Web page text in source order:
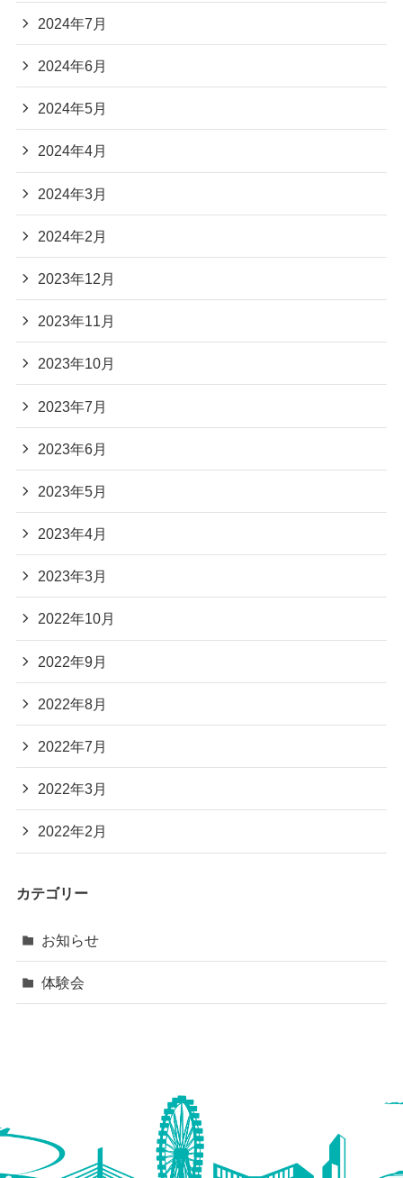
2024年7月
2024年6月
2024年5月
2024年4月
2024年3月
2024年2月
2023年12月
2023年11月
2023年10月
2023年7月
2023年6月
2023年5月
2023年4月
2023年3月
2022年10月
2022年9月
2022年8月
2022年7月
2022年3月
2022年2月
カテゴリー
お知らせ
体験会